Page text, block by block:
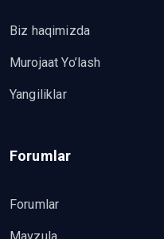
Biz haqimizda
Murojaat Yo’lash
Yangiliklar
Forumlar
Forumlar
Mavzula